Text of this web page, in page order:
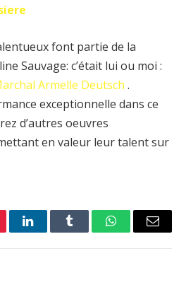
font partie de la
Sauvage: c’était lui ou moi :
Armelle Deutsch .
exceptionnelle dans ce
d’autres oeuvres
en valeur leur talent sur
LinkedInTumblr WhatsAppEmail